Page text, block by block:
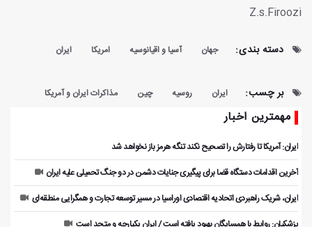
Z.s.Firoozi
دسته بندی: جهان آسیا و اقیانوسیه امریکا ایران
بر چسب: ایران روسیه چین مذاکرات ایران و آمریکا
مهمترین اخبار
ایران: آمریکا تا رفتارش را تصحیح نکند تنگه هرمز باز نخواهد شد
آخرین اقدامات دستگاه قضا برای پیگیری جنایات دشمن در دو جنگ تحمیلی علیه ایران
ایران، شریک راهبردی اتحادیه اقتصادی اوراسیا در مسیر توسعه تجارت و همگرایی منطقه‌ای